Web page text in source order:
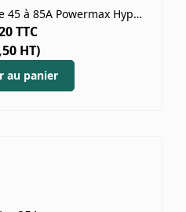
Cartouche de gougeage 45 à 85A Powermax Hypertherm
TTC
HT)
au panier